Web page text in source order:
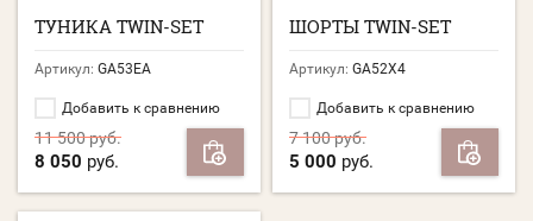
ТУНИКА TWIN-SET
Артикул: GA53EA
Добавить к сравнению
11 500руб.
8 050 руб.
ШОРТЫ TWIN-SET
Артикул: GA52X4
Добавить к сравнению
7 100руб.
5 000 руб.